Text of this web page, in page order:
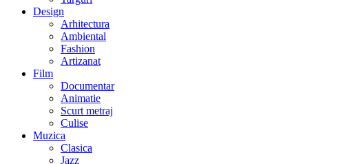
Design
Arhitectura
Ambiental
Fashion
Artizanat
Film
Documentar
Animatie
Scurt metraj
Culise
Muzica
Clasica
Jazz